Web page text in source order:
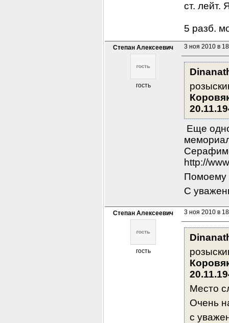
ст. лейт.
5 разб.
Степан Алексеевич
гость
3 ноя 2010 в
Еще
http://
Помоему
С
Степан Алексеевич
гость
3 ноя 2010 в
Место
Очень
с